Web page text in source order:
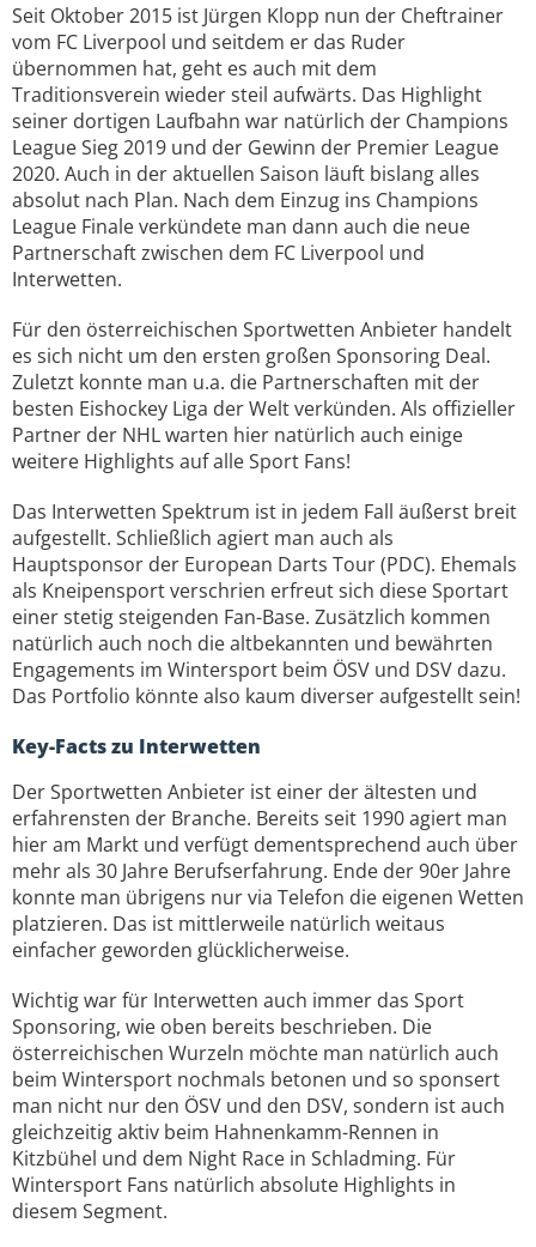
Seit Oktober 2015 ist Jürgen Klopp nun der Cheftrainer
vom FC Liverpool und seitdem er das Ruder
übernommen hat, geht es auch mit dem
Traditionsverein wieder steil aufwärts. Das Highlight
seiner dortigen Laufbahn war natürlich der Champions
League Sieg 2019 und der Gewinn der Premier League
2020. Auch in der aktuellen Saison läuft bislang alles
absolut nach Plan. Nach dem Einzug ins Champions
League Finale verkündete man dann auch die neue
Partnerschaft zwischen dem FC Liverpool und
Interwetten.
Für den österreichischen Sportwetten Anbieter handelt
es sich nicht um den ersten großen Sponsoring Deal.
Zuletzt konnte man u.a. die Partnerschaften mit der
besten Eishockey Liga der Welt verkünden. Als offizieller
Partner der NHL warten hier natürlich auch einige
weitere Highlights auf alle Sport Fans!
Das Interwetten Spektrum ist in jedem Fall äußerst breit
aufgestellt. Schließlich agiert man auch als
Hauptsponsor der European Darts Tour (PDC). Ehemals
als Kneipensport verschrien erfreut sich diese Sportart
einer stetig steigenden Fan-Base. Zusätzlich kommen
natürlich auch noch die altbekannten und bewährten
Engagements im Wintersport beim ÖSV und DSV dazu.
Das Portfolio könnte also kaum diverser aufgestellt sein!
Key-Facts zu Interwetten
Der Sportwetten Anbieter ist einer der ältesten und
erfahrensten der Branche. Bereits seit 1990 agiert man
hier am Markt und verfügt dementsprechend auch über
mehr als 30 Jahre Berufserfahrung. Ende der 90er Jahre
konnte man übrigens nur via Telefon die eigenen Wetten
platzieren. Das ist mittlerweile natürlich weitaus
einfacher geworden glücklicherweise.
Wichtig war für Interwetten auch immer das Sport
Sponsoring, wie oben bereits beschrieben. Die
österreichischen Wurzeln möchte man natürlich auch
beim Wintersport nochmals betonen und so sponsert
man nicht nur den ÖSV und den DSV, sondern ist auch
gleichzeitig aktiv beim Hahnenkamm-Rennen in
Kitzbühel und dem Night Race in Schladming. Für
Wintersport Fans natürlich absolute Highlights in
diesem Segment.